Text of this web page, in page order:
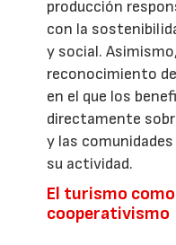
producción
con la
y social.
reconocimiento
en el que los
directamente
y las
su actividad.
El turismo
cooperativismo